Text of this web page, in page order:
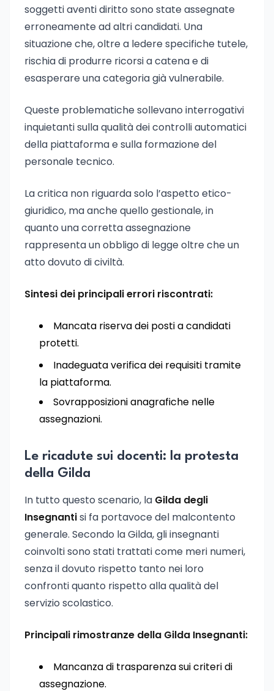
soggetti aventi diritto sono state assegnate
erroneamente ad altri candidati. Una
situazione che, oltre a ledere specifiche tutele,
rischia di produrre ricorsi a catena e di
esasperare una categoria già vulnerabile.
Queste problematiche sollevano interrogativi
inquietanti sulla qualità dei controlli automatici
della piattaforma e sulla formazione del
personale tecnico.
La critica non riguarda solo l’aspetto etico-
giuridico, ma anche quello gestionale, in
quanto una corretta assegnazione
rappresenta un obbligo di legge oltre che un
atto dovuto di civiltà.
Sintesi dei principali errori riscontrati:
Mancata riserva dei posti a candidati
protetti.
Inadeguata verifica dei requisiti tramite
la piattaforma.
Sovrapposizioni anagrafiche nelle
assegnazioni.
Le ricadute sui docenti: la protesta
della Gilda
In tutto questo scenario, la Gilda degli
Insegnantisi fa portavoce del malcontento
generale. Secondo la Gilda, gli insegnanti
coinvolti sono stati trattati come meri numeri,
senza il dovuto rispetto tanto nei loro
confronti quanto rispetto alla qualità del
servizio scolastico.
Principali rimostranze della Gilda Insegnanti:
Mancanza di trasparenza sui criteri di
assegnazione.